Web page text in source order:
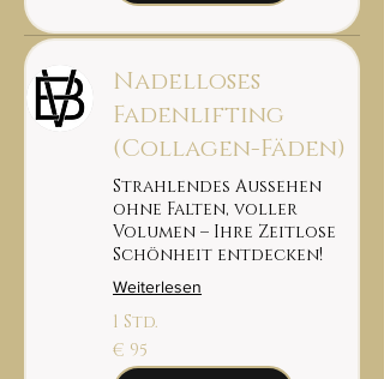
Nadelloses
Fadenlifting
(Collagen-Fäden)
Strahlendes Aussehen
ohne Falten, voller
Volumen – Ihre Zeitlose
Schönheit entdecken!
Weiterlesen
1 Std.
95
euro
€ 95